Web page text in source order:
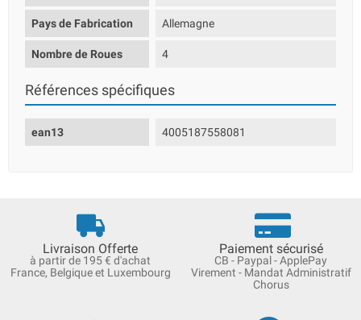
Pays de Fabrication Allemagne
Nombre de Roues 4
Références spécifiques
ean13 4005187558081
Livraison Offerte
à partir de 195 € d'achat
France, Belgique et Luxembourg
Paiement sécurisé
CB - Paypal - ApplePay
Virement - Mandat Administratif
Chorus